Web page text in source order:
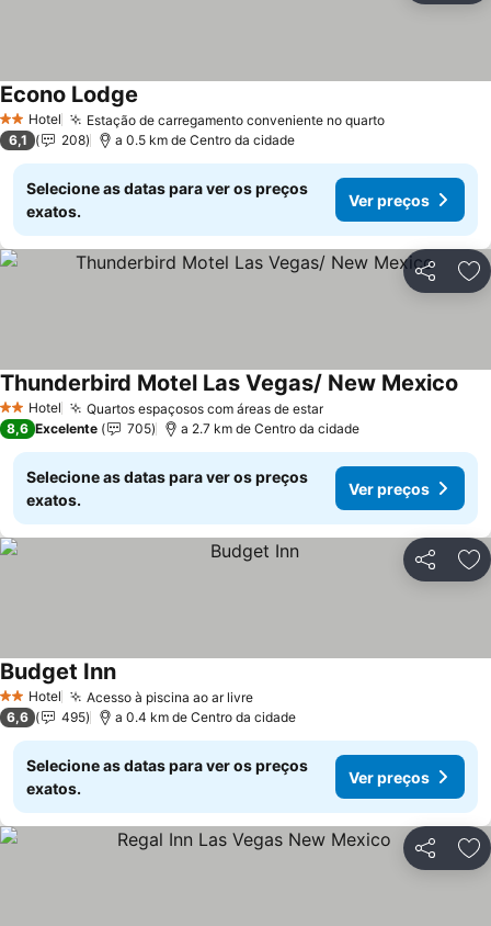
2 Estrelas
Hotel Estação de carregamento conveniente no quartoVer preços
Econo Lodge
6,1 208 a 0.5 km de Centro da cidade
Selecione as datas para ver os preços
exatos.
Ver preços
Partilhar
2 Estrelas
Hotel Quartos espaçosos com áreas de estarVer preços
Thunderbird Motel Las Vegas/ New Mexico
8,6 Excelente 705 a 2.7 km de Centro da cidade
Selecione as datas para ver os preços
exatos.
Ver preços
Partilhar
2 Estrelas
Hotel Acesso à piscina ao ar livreVer preços
Budget InnVer preços
6,6 495 a 0.4 km de Centro da cidade
Selecione as datas para ver os preços
exatos.
Ver preços
Partilhar